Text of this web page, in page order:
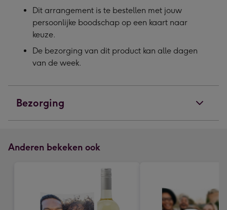
Dit arrangement is te bestellen met jouw
persoonlijke boodschap op een kaart naar
keuze.
De bezorging van dit product kan alle dagen
van de week.
Bezorging
Anderen bekeken ook